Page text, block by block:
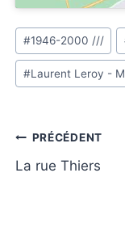
Étiquettes
de
la
#1946-2000 ///
#Laurent Leroy -
Navigation
de
PRÉCÉDENT
La rue Thiers